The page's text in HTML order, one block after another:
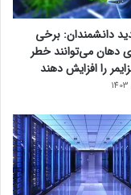
دانشمندان: برخی
دهان می‌توانند خطر
را افزایش دهند